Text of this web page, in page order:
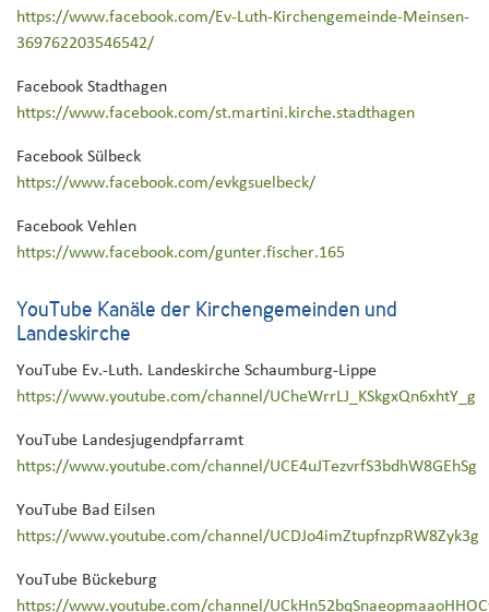
https://www.facebook.com/Ev-Luth-Kirchengemeinde-Meinsen-
369762203546542/
Facebook Stadthagen
https://www.facebook.com/st.martini.kirche.stadthagen
Facebook Sülbeck
https://www.facebook.com/evkgsuelbeck/
Facebook Vehlen
https://www.facebook.com/gunter.fischer.165
YouTube Kanäle der Kirchengemeinden und
Landeskirche
YouTube Ev.-Luth. Landeskirche Schaumburg-Lippe
https://www.youtube.com/channel/UCheWrrLJ_KSkgxQn6xhtY_g
YouTube Landesjugendpfarramt
https://www.youtube.com/channel/UCE4uJTezvrfS3bdhW8GEhSg
YouTube Bad Eilsen
https://www.youtube.com/channel/UCDJo4imZtupfnzpRW8Zyk3g
YouTube Bückeburg
https://www.youtube.com/channel/